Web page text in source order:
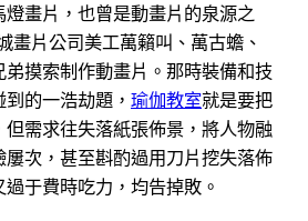
畫片，也曾是動畫片的泉源之
畫片公司美工萬籟叫、萬古蟾、
弟摸索制作動畫片。那時裝備和技
的一浩劫題， 瑜伽教室就是要把
需求往失落紙張佈景，將人物融
次，甚至斟酌過用刀片挖失落佈
于費時吃力，均告掉敗。